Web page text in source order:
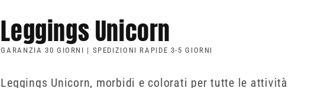
Leggings Unicorn
GARANZIA 30 GIORNI | SPEDIZIONI RAPIDE 3-5 GIORNI
Leggings Unicorn, morbidi e colorati per tutte le attività